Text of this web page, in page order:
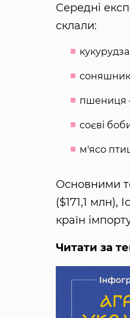
Середні
склали:
пшениця
соєві
м'ясо
Основними
($171,1 млн),
країн
Читати за